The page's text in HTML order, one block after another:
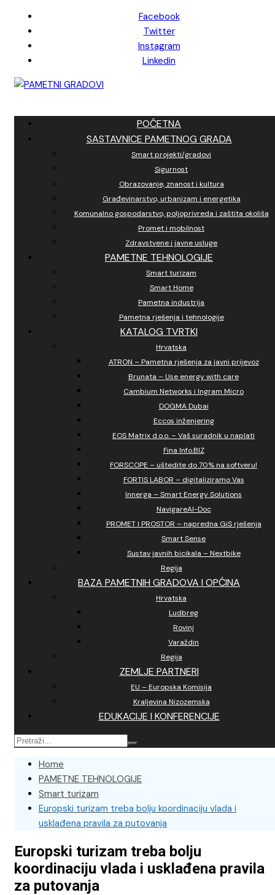
content
Facebook
Twitter
Instagram
Linkedin
POČETNA
SASTAVNICE PAMETNOG GRADA
Smart projekti/gradovi
Sigurnost
Obrazovanje, znanost i kultura
Građevinarstvo, urbanizam i energetika
Komunalno gospodarstvo, poljoprivreda i zaštita okoliša
Promet i mobilnost
Zdravstvene i javne usluge
PAMETNE TEHNOLOGIJE
Smart turizam
Smart Home
Pametna industrija
Pametna rješenja i tehnologije
KATALOG TVRTKI
Hrvatska
ATRON – Pametna rješenja za javni prijevoz
Brunata – Use energy with care
Cambium Networks i Ingram Micro
DOGMA Dubai
Eccos inženjering
EOS Matrix d.o.o. – Vaš suradnik u naplati
Fina Info.BIZ
FORSCOPE – uštedite do 70% na softveru!
FORTIS LABOR – digitaliziramo Vas
Innerga – Smart Energy Solutions
NavigareAI-Doc
PROMET I PROSTOR – napredna GiS rješenja
Smart Sense
Sustav javnih bicikala – Nextbike
Regija
BAZA PAMETNIH GRADOVA I OPĆINA
Hrvatska
Ludbreg
Rovinj
Varaždin
Regija
ZEMLJE PARTNERI
EU – Europska Komisija
Kraljevina Nizozemska
EDUKACIJE I KONFERENCIJE
Home
PAMETNE TEHNOLOGIJE
Smart turizam
Europski turizam treba bolju koordinaciju vlada i
usklađena pravila za putovanja
Europski turizam treba bolju
koordinaciju vlada i usklađena pravila
za putovanja